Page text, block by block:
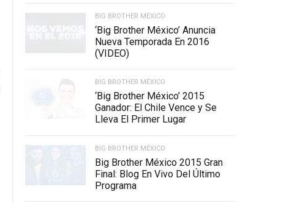
BIG BROTHER MÉXICO
‘Big Brother México’ Anuncia
Nueva Temporada En 2016
(VIDEO)
BIG BROTHER MÉXICO
‘Big Brother México’ 2015
Ganador: El Chile Vence y Se
Lleva El Primer Lugar
BIG BROTHER MÉXICO
Big Brother México 2015 Gran
Final: Blog En Vivo Del Último
Programa